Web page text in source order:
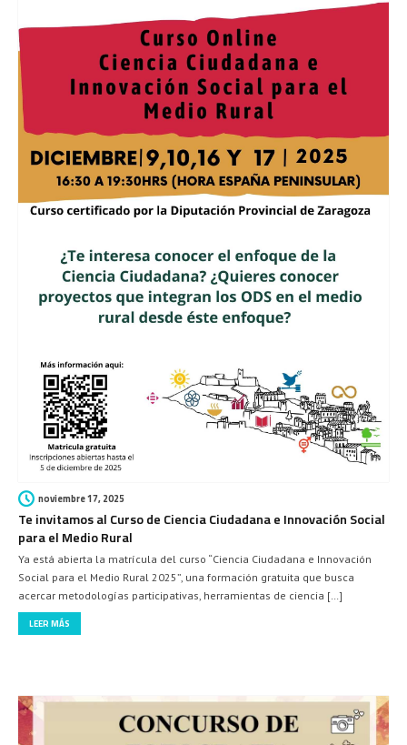
noviembre 17, 2025
Te invitamos al Curso de Ciencia Ciudadana e Innovación Social
para el Medio Rural
Ya está abierta la matrícula del curso “Ciencia Ciudadana e Innovación
Social para el Medio Rural 2025”, una formación gratuita que busca
acercar metodologías participativas, herramientas de ciencia […]